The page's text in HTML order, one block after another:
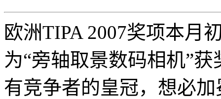
欧洲TIPA 2007奖项本月
为“旁轴取景数码相机”
有竞争者的皇冠，想必